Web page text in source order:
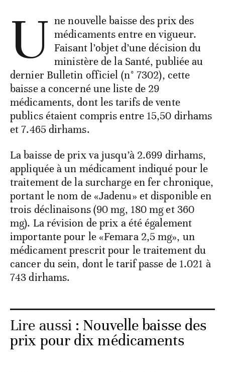
U ne nouvelle baisse des prix des
médicaments entre en vigueur.
Faisant l’objet d’une décision du
ministère de la Santé, publiée au
dernier Bulletin officiel (n° 7302), cette
baisse a concerné une liste de 29
médicaments, dont les tarifs de vente
publics étaient compris entre 15,50 dirhams
et 7.465 dirhams.
La baisse de prix va jusqu’à 2.699 dirhams,
appliquée à un médicament indiqué pour le
traitement de la surcharge en fer chronique,
portant le nom de «Jadenu» et disponible en
trois déclinaisons (90 mg, 180 mg et 360
mg). La révision de prix a été également
importante pour le «Femara 2,5 mg», un
médicament prescrit pour le traitement du
cancer du sein, dont le tarif passe de 1.021 à
743 dirhams.
Lire aussi : Nouvelle baisse des
prix pour dix médicaments